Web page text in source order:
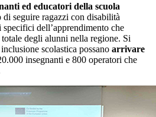
ed educatori della scuola
di seguire ragazzi con disabilità
dell’apprendimento che
degli alunni nella regione. Si
scolastica possano arrivare
insegnanti e 800 operatori che